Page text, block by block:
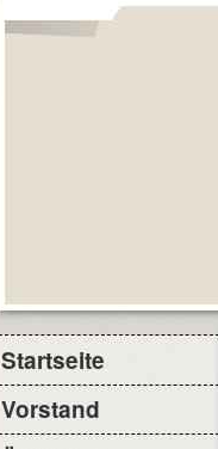
Startseite
Vorstand